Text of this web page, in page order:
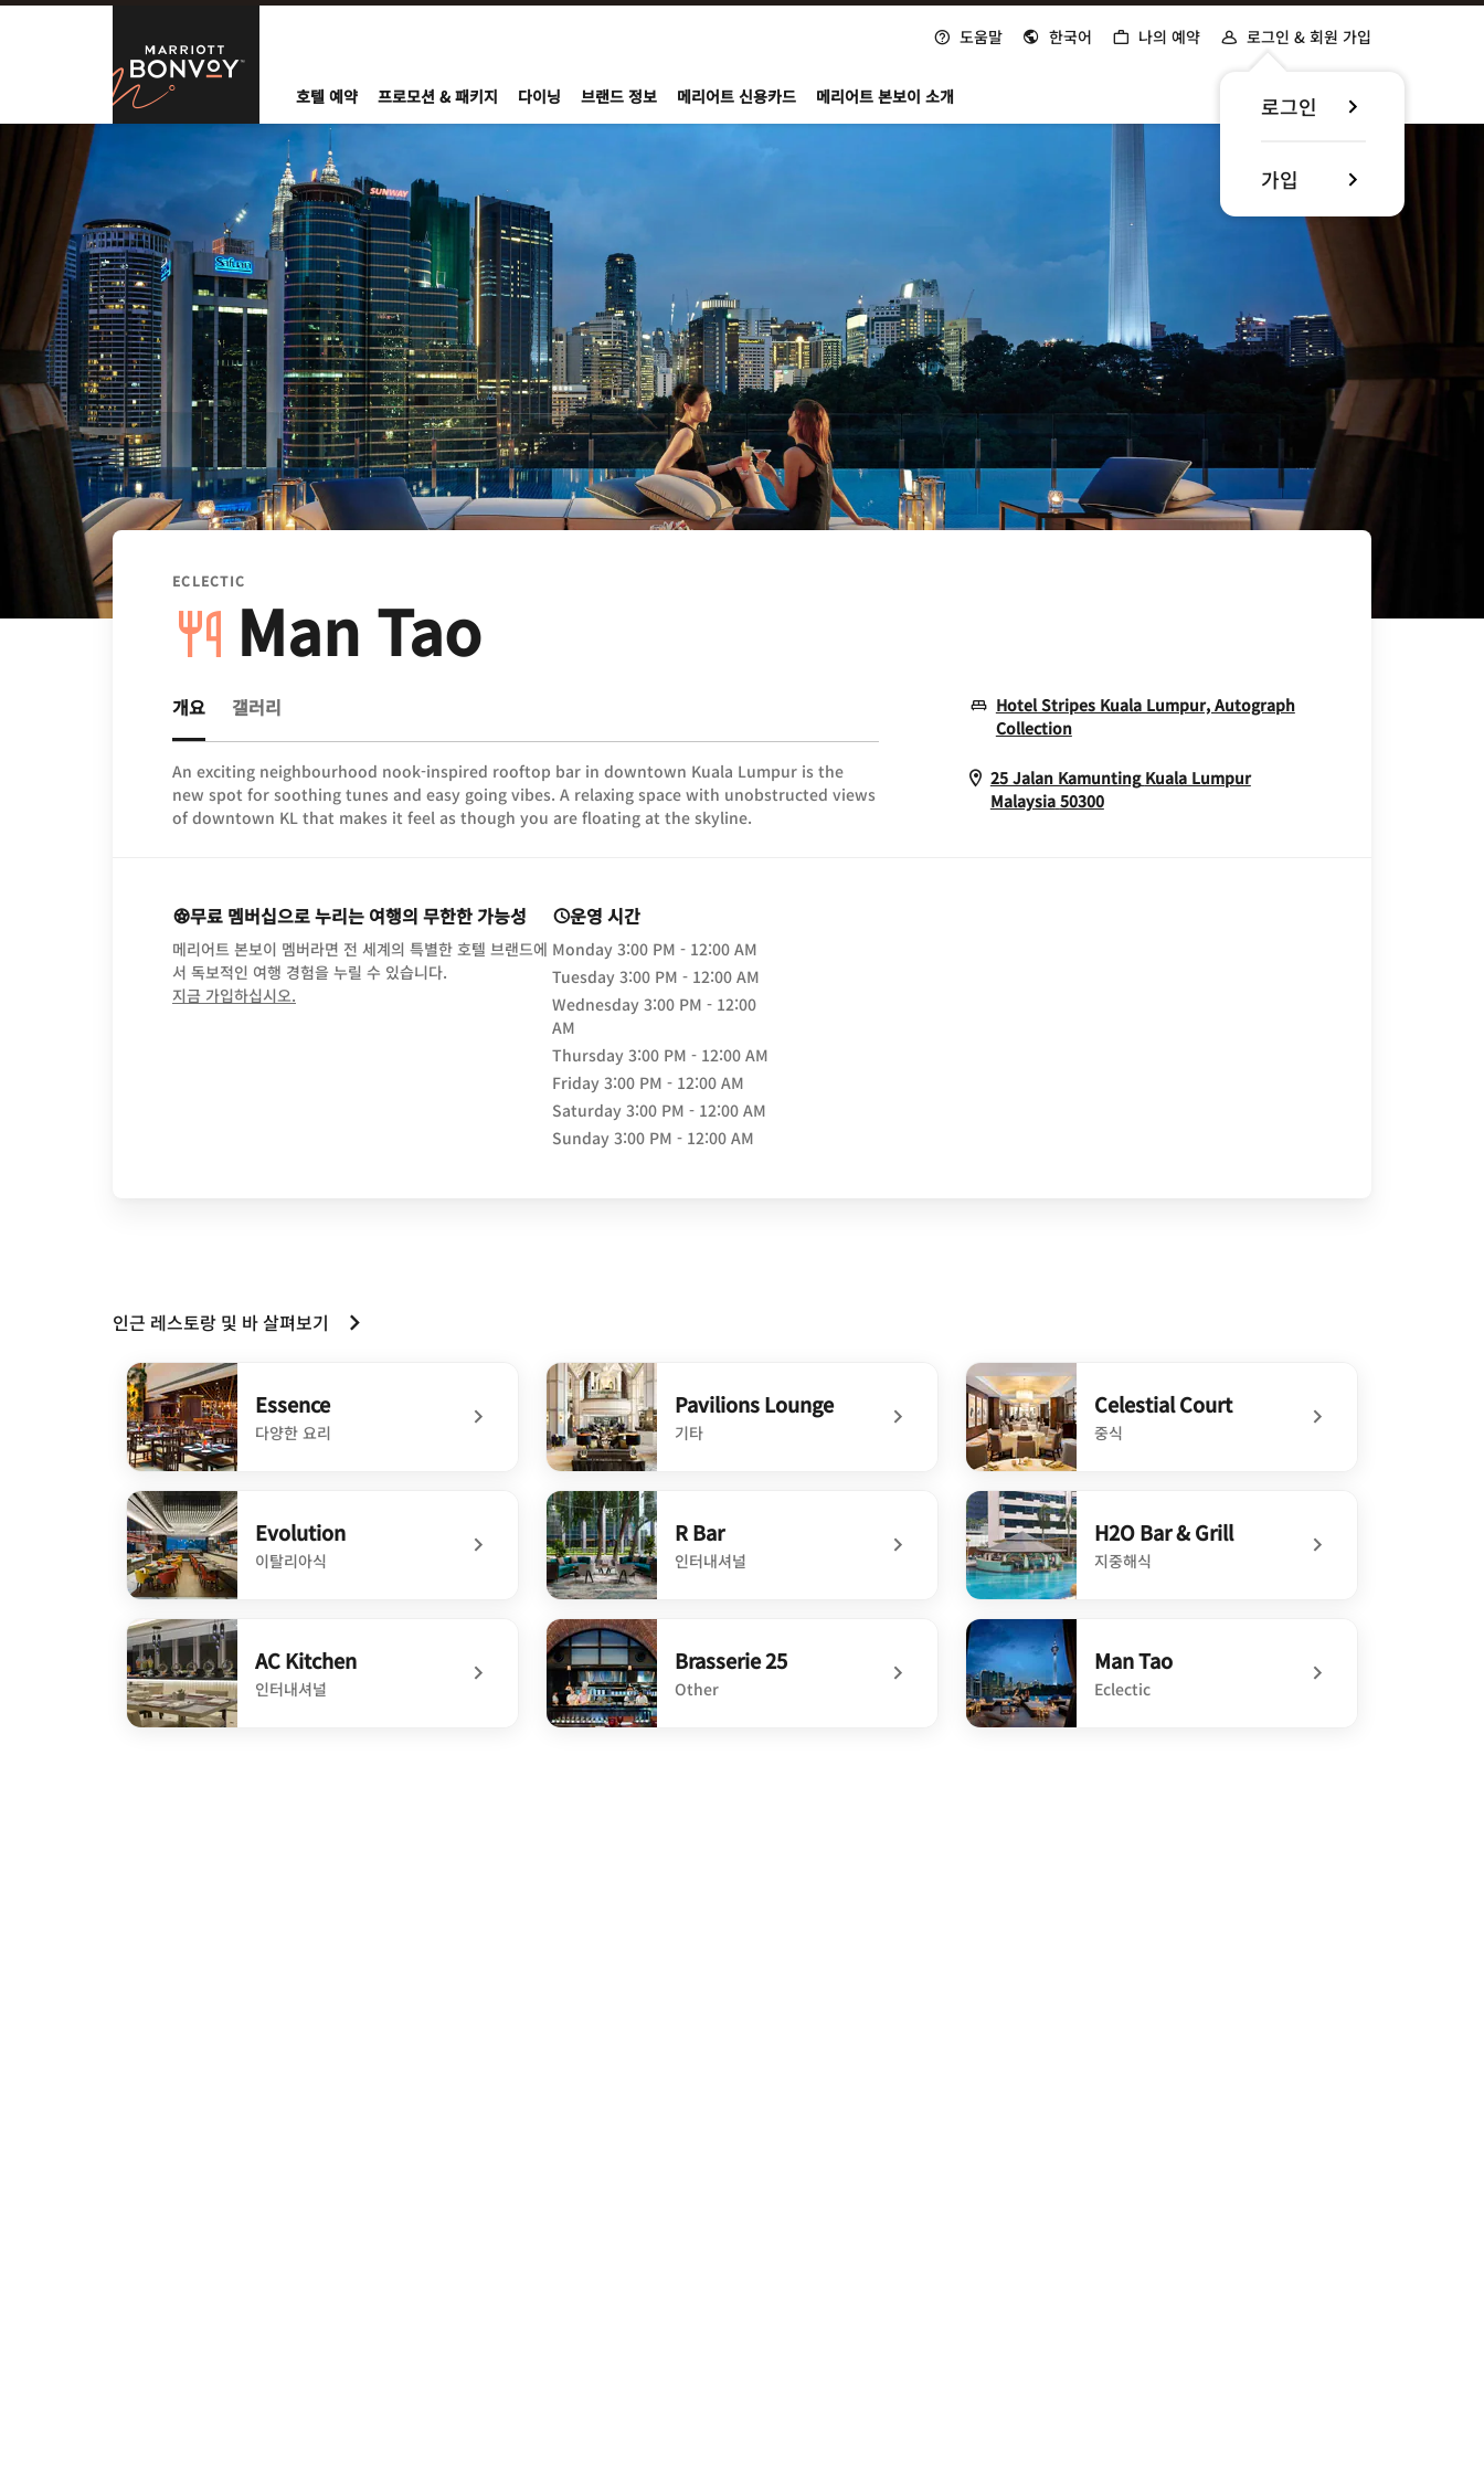
Skip to Content
Marriott Bonvoy
도움말 한국어 나의 예약 로그인 & 회원 가입
로그인
가입
호텔 예약 프로모션 & 패키지 다이닝 브랜드 정보 메리어트 신용카드 메리어트 본보이 소개
ECLECTIC
Man Tao
개요 갤러리
An exciting neighbourhood nook-inspired rooftop bar in downtown Kuala Lumpur is the
new spot for soothing tunes and easy going vibes. A relaxing space with unobstructed views
of downtown KL that makes it feel as though you are floating at the skyline.
Hotel Stripes Kuala Lumpur, Autograph
CollectionOpens In New Window
25 Jalan Kamunting Kuala Lumpur
Malaysia 50300Opens In New Window
무료 멤버십으로 누리는 여행의 무한한 가능성
메리어트 본보이 멤버라면 전 세계의 특별한 호텔 브랜드에
서 독보적인 여행 경험을 누릴 수 있습니다.
지금 가입하십시오.
운영 시간
Monday 3:00 PM - 12:00 AM
Tuesday 3:00 PM - 12:00 AM
Wednesday 3:00 PM - 12:00
AM
Thursday 3:00 PM - 12:00 AM
Friday 3:00 PM - 12:00 AM
Saturday 3:00 PM - 12:00 AM
Sunday 3:00 PM - 12:00 AM
인근 레스토랑 및 바 살펴보기
Essence
다양한 요리
undefined Essence
Pavilions Lounge
기타
undefined Pavilions Lounge
Celestial Court
중식
undefined Celestial Court
Evolution
이탈리아식
undefined Evolution
R Bar
인터내셔널
undefined R Bar
H2O Bar & Grill
지중해식
undefined H2O Bar & Grill
AC Kitchen
인터내셔널
Brasserie 25
Other
Man Tao
Eclectic